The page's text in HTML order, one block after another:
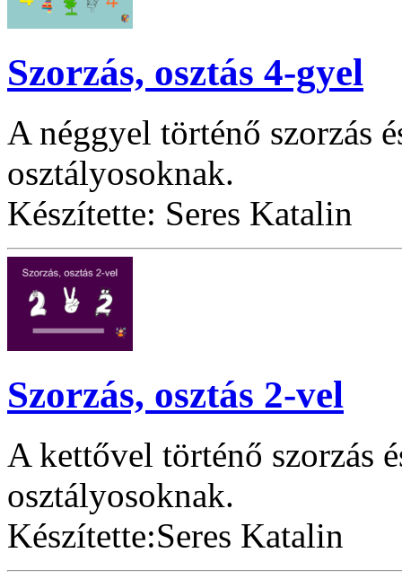
Szorzás, osztás 4-gyel
A néggyel történő szorzás
osztályosoknak.
Készítette: Seres Katalin
Szorzás, osztás 2-vel
A kettővel történő szorzás
osztályosoknak.
Készítette:Seres Katalin